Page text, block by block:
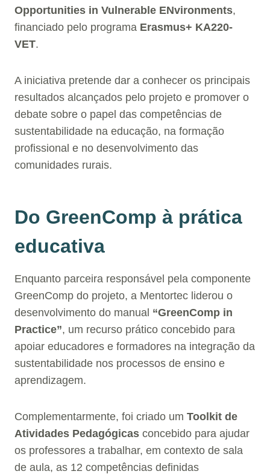
Opportunities in Vulnerable ENvironments,
financiado pelo programa Erasmus+ KA220-
VET.
A iniciativa pretende dar a conhecer os principais
resultados alcançados pelo projeto e promover o
debate sobre o papel das competências de
sustentabilidade na educação, na formação
profissional e no desenvolvimento das
comunidades rurais.
Do GreenComp à prática
educativa
Enquanto parceira responsável pela componente
GreenComp do projeto, a Mentortec liderou o
desenvolvimento do manual “GreenComp in
Practice”, um recurso prático concebido para
apoiar educadores e formadores na integração da
sustentabilidade nos processos de ensino e
aprendizagem.
Complementarmente, foi criado um Toolkit de
Atividades Pedagógicas concebido para ajudar
os professores a trabalhar, em contexto de sala
de aula, as 12 competências definidas